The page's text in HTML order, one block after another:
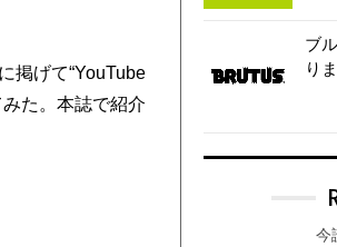
掲げて“YouTube
た。本誌で紹介
ブ
り
今